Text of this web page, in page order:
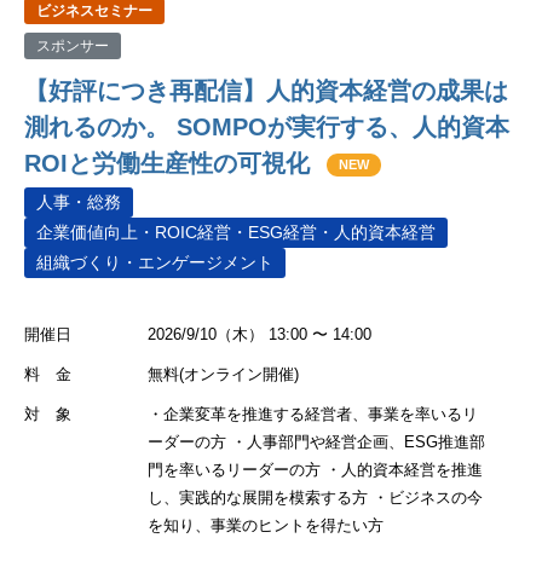
ビジネスセミナー
スポンサー
【好評につき再配信】人的資本経営の成果は
測れるのか。 SOMPOが実行する、人的資本
ROIと労働生産性の可視化
NEW
人事・総務
企業価値向上・ROIC経営・ESG経営・人的資本経営
組織づくり・エンゲージメント
開催日 2026/9/10（木） 13:00 〜 14:00
料 金 無料(オンライン開催)
対 象
・企業変革を推進する経営者、事業を率いるリ
ーダーの方 ・人事部門や経営企画、ESG推進部
門を率いるリーダーの方 ・人的資本経営を推進
し、実践的な展開を模索する方 ・ビジネスの今
を知り、事業のヒントを得たい方